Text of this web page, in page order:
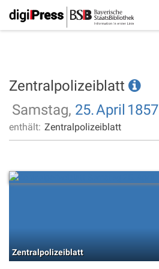
Zentralpolizeiblatt
Samstag, 25.April 1857
enthält: Zentralpolizeiblatt
Zentralpolizeiblatt